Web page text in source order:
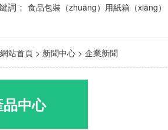
詞： 食品包裝（zhuāng）用紙箱（xiāng）
網站首頁 > 新聞中心 > 企業新聞
品中心